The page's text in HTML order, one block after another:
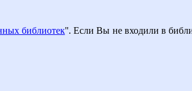
библиотек''. Если Вы не входили в